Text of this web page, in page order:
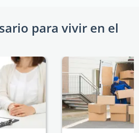
para vivir en el